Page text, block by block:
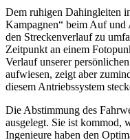
Dem ruhigen Dahingleiten
Kampagnen“ beim Auf
den Streckenverlauf zu
Zeitpunkt an einem
Verlauf unserer
aufwiesen, zeigt aber
diesem Antriebssystem
Die Abstimmung des
ausgelegt. Sie ist
Ingenieure haben den